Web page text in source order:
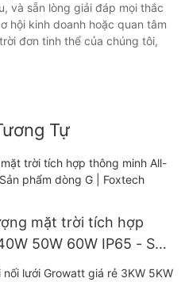
và sẵn lòng giải đáp mọi thắc
hội kinh doanh hoặc quan tâm
đơn tinh thể của chúng tôi,
Tự
mặt trời tích hợp
50W 60W IP65 - Sản